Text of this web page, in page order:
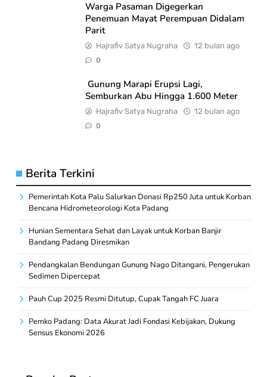
Warga Pasaman Digegerkan
Penemuan Mayat Perempuan Didalam
Parit
Hajrafiv Satya Nugraha 12 bulan ago
0
Gunung Marapi Erupsi Lagi,
Semburkan Abu Hingga 1.600 Meter
Hajrafiv Satya Nugraha 12 bulan ago
0
Berita Terkini
Pemerintah Kota Palu Salurkan Donasi Rp250 Juta untuk Korban
Bencana Hidrometeorologi Kota Padang
Hunian Sementara Sehat dan Layak untuk Korban Banjir
Bandang Padang Diresmikan
Pendangkalan Bendungan Gunung Nago Ditangani, Pengerukan
Sedimen Dipercepat
Pauh Cup 2025 Resmi Ditutup, Cupak Tangah FC Juara
Pemko Padang: Data Akurat Jadi Fondasi Kebijakan, Dukung
Sensus Ekonomi 2026